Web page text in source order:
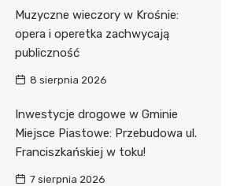
Muzyczne wieczory w Krośnie:
opera i operetka zachwycają
publiczność
8 sierpnia 2026
Inwestycje drogowe w Gminie
Miejsce Piastowe: Przebudowa ul.
Franciszkańskiej w toku!
7 sierpnia 2026